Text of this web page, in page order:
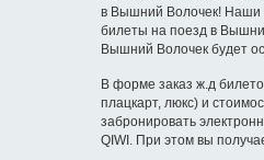
в Вышний Волочек! Наши
билеты на поезд в
Вышний Волочек будет
В форме заказ ж.д
плацкарт, люкс) и
забронировать
QIWI. При этом вы